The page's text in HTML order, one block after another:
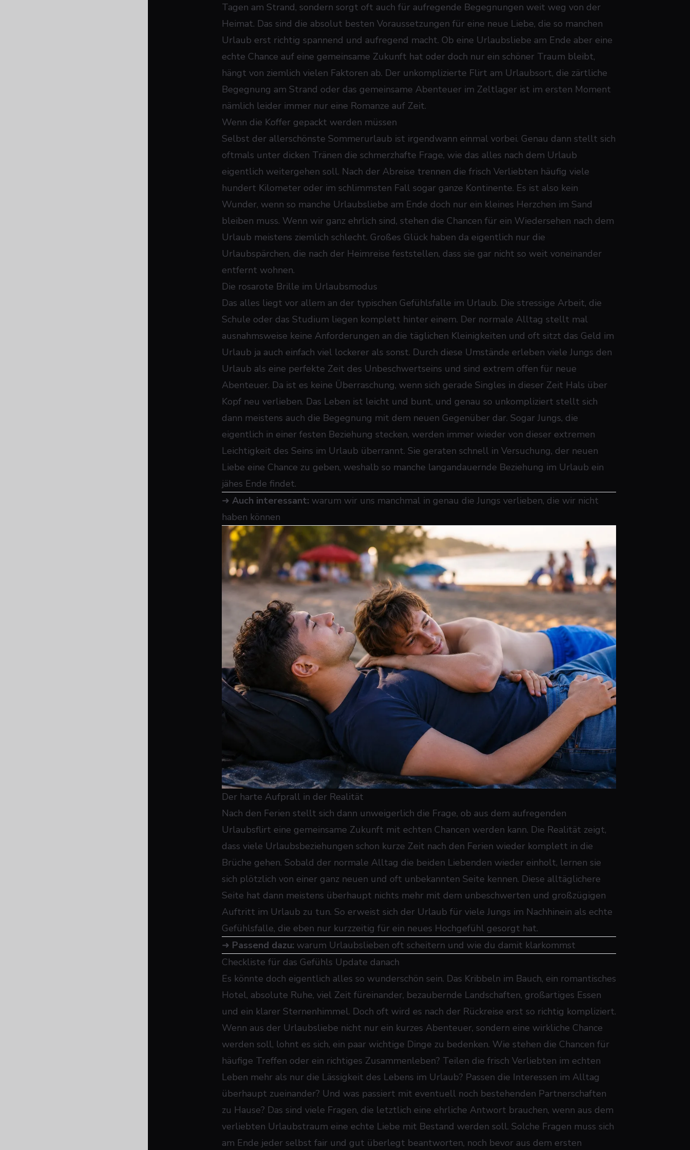
Tagen am Strand, sondern sorgt oft auch für aufregende Begegnungen weit weg von der
Heimat. Das sind die absolut besten Voraussetzungen für eine neue Liebe, die so manchen
Urlaub erst richtig spannend und aufregend macht. Ob eine Urlaubsliebe am Ende aber eine
echte Chance auf eine gemeinsame Zukunft hat oder doch nur ein schöner Traum bleibt,
hängt von ziemlich vielen Faktoren ab. Der unkomplizierte Flirt am Urlaubsort, die zärtliche
Begegnung am Strand oder das gemeinsame Abenteuer im Zeltlager ist im ersten Moment
nämlich leider immer nur eine Romanze auf Zeit.
Wenn die Koffer gepackt werden müssen
Selbst der allerschönste Sommerurlaub ist irgendwann einmal vorbei. Genau dann stellt sich
oftmals unter dicken Tränen die schmerzhafte Frage, wie das alles nach dem Urlaub
eigentlich weitergehen soll. Nach der Abreise trennen die frisch Verliebten häufig viele
hundert Kilometer oder im schlimmsten Fall sogar ganze Kontinente. Es ist also kein
Wunder, wenn so manche Urlaubsliebe am Ende doch nur ein kleines Herzchen im Sand
bleiben muss. Wenn wir ganz ehrlich sind, stehen die Chancen für ein Wiedersehen nach dem
Urlaub meistens ziemlich schlecht. Großes Glück haben da eigentlich nur die
Urlaubspärchen, die nach der Heimreise feststellen, dass sie gar nicht so weit voneinander
entfernt wohnen.
Die rosarote Brille im Urlaubsmodus
Das alles liegt vor allem an der typischen Gefühlsfalle im Urlaub. Die stressige Arbeit, die
Schule oder das Studium liegen komplett hinter einem. Der normale Alltag stellt mal
ausnahmsweise keine Anforderungen an die täglichen Kleinigkeiten und oft sitzt das Geld im
Urlaub ja auch einfach viel lockerer als sonst. Durch diese Umstände erleben viele Jungs den
Urlaub als eine perfekte Zeit des Unbeschwertseins und sind extrem offen für neue
Abenteuer. Da ist es keine Überraschung, wenn sich gerade Singles in dieser Zeit Hals über
Kopf neu verlieben. Das Leben ist leicht und bunt, und genau so unkompliziert stellt sich
dann meistens auch die Begegnung mit dem neuen Gegenüber dar. Sogar Jungs, die
eigentlich in einer festen Beziehung stecken, werden immer wieder von dieser extremen
Leichtigkeit des Seins im Urlaub überrannt. Sie geraten schnell in Versuchung, der neuen
Liebe eine Chance zu geben, weshalb so manche langandauernde Beziehung im Urlaub ein
jähes Ende findet.
➜ Auch interessant: warum wir uns manchmal in genau die Jungs verlieben, die wir nicht
haben können
Der harte Aufprall in der Realität
Nach den Ferien stellt sich dann unweigerlich die Frage, ob aus dem aufregenden
Urlaubsflirt eine gemeinsame Zukunft mit echten Chancen werden kann. Die Realität zeigt,
dass viele Urlaubsbeziehungen schon kurze Zeit nach den Ferien wieder komplett in die
Brüche gehen. Sobald der normale Alltag die beiden Liebenden wieder einholt, lernen sie
sich plötzlich von einer ganz neuen und oft unbekannten Seite kennen. Diese alltäglichere
Seite hat dann meistens überhaupt nichts mehr mit dem unbeschwerten und großzügigen
Auftritt im Urlaub zu tun. So erweist sich der Urlaub für viele Jungs im Nachhinein als echte
Gefühlsfalle, die eben nur kurzzeitig für ein neues Hochgefühl gesorgt hat.
➜ Passend dazu: warum Urlaubslieben oft scheitern und wie du damit klarkommst
Checkliste für das Gefühls Update danach
Es könnte doch eigentlich alles so wunderschön sein. Das Kribbeln im Bauch, ein romantisches
Hotel, absolute Ruhe, viel Zeit füreinander, bezaubernde Landschaften, großartiges Essen
und ein klarer Sternenhimmel. Doch oft wird es nach der Rückreise erst so richtig kompliziert.
Wenn aus der Urlaubsliebe nicht nur ein kurzes Abenteuer, sondern eine wirkliche Chance
werden soll, lohnt es sich, ein paar wichtige Dinge zu bedenken. Wie stehen die Chancen für
häufige Treffen oder ein richtiges Zusammenleben? Teilen die frisch Verliebten im echten
Leben mehr als nur die Lässigkeit des Lebens im Urlaub? Passen die Interessen im Alltag
überhaupt zueinander? Und was passiert mit eventuell noch bestehenden Partnerschaften
zu Hause? Das sind viele Fragen, die letztlich eine ehrliche Antwort brauchen, wenn aus dem
verliebten Urlaubstraum eine echte Liebe mit Bestand werden soll. Solche Fragen muss sich
am Ende jeder selbst fair und gut überlegt beantworten, noch bevor aus dem ersten